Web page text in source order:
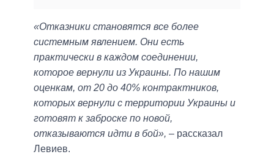
«Отказники становятся все более
системным явлением. Они есть
практически в каждом соединении,
которое вернули из Украины. По нашим
оценкам, от 20 до 40% контрактников,
которых вернули с территории Украины и
готовят к заброске по новой,
отказываются идти в бой», – рассказал
Левиев.